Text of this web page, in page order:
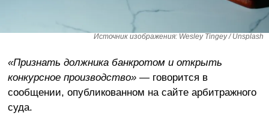
Источник изображения: Wesley Tingey / Unsplash
«Признать должника банкротом и открыть
конкурсное производство»— говорится в
сообщении, опубликованном на сайте арбитражного
суда.